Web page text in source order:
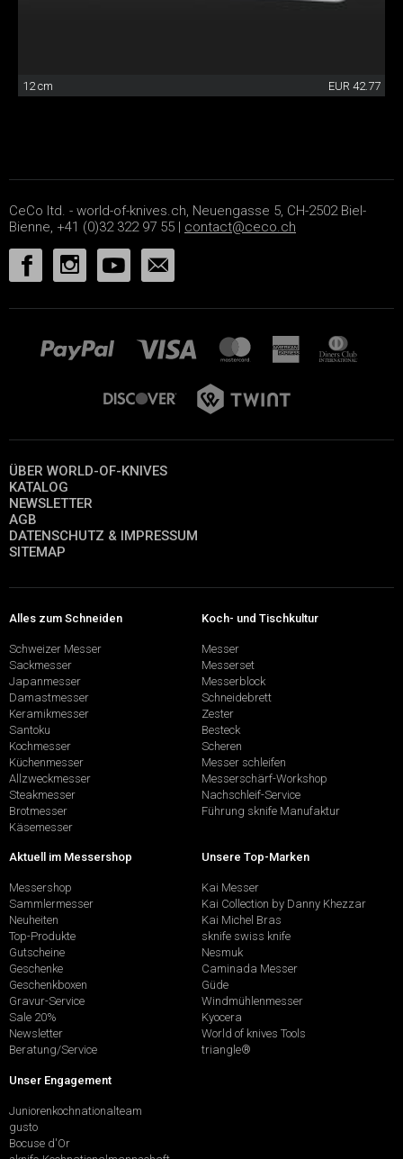
12 cm EUR 42.77
CeCo ltd. - world-of-knives.ch, Neuengasse 5, CH-2502 Biel-
Bienne, +41 (0)32 322 97 55 | contact@ceco.ch
ÜBER WORLD-OF-KNIVES
KATALOG
NEWSLETTER
AGB
DATENSCHUTZ & IMPRESSUM
SITEMAP
Alles zum Schneiden
Schweizer Messer
Sackmesser
Japanmesser
Damastmesser
Keramikmesser
Santoku
Kochmesser
Küchenmesser
Allzweckmesser
Steakmesser
Brotmesser
Käsemesser
Koch- und Tischkultur
Messer
Messerset
Messerblock
Schneidebrett
Zester
Besteck
Scheren
Messer schleifen
Messerschärf-Workshop
Nachschleif-Service
Führung sknife Manufaktur
Aktuell im Messershop
Messershop
Sammlermesser
Neuheiten
Top-Produkte
Gutscheine
Geschenke
Geschenkboxen
Gravur-Service
Sale 20%
Newsletter
Beratung/Service
Unsere Top-Marken
Kai Messer
Kai Collection by Danny Khezzar
Kai Michel Bras
sknife swiss knife
Nesmuk
Caminada Messer
Güde
Windmühlenmesser
Kyocera
World of knives Tools
triangle®
Unser Engagement
Juniorenkochnationalteam
gusto
Bocuse d'Or